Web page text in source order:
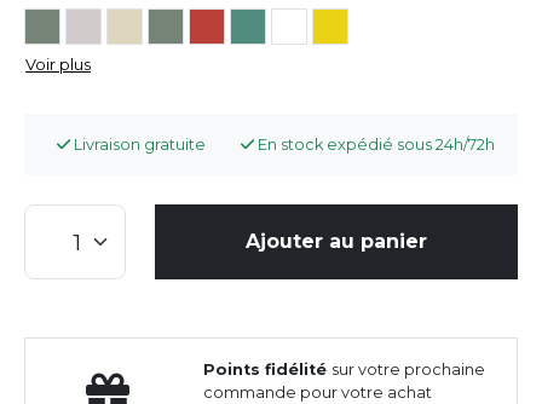
Voir plus
Livraison gratuite En stock expédié sous 24h/72h
Ajouter au panier
Points fidélité sur votre prochaine
commande pour votre achat